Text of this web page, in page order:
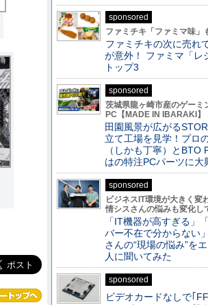
sponsored
ファミチキ「ファミマ味」
ファミチキの次に売れ
が意外！ ファミマ「レ
トップ3
sponsored
茨城県龍ヶ崎市産のゲーミ
PC【MADE IN IBARAKI】
田園風景が広がる
立て工場を見学！プロ
（しかも丁寧）とBTO
はの特注PCパーツに大
sponsored
ビジネスIT環境が大きく変
情シスさんの悩みも変化し
「IT機器が高すぎる」
バー不在で分からない
さんの“現場の悩み”を
人に聞いてみた
sponsored
ビデオカードなしで｢